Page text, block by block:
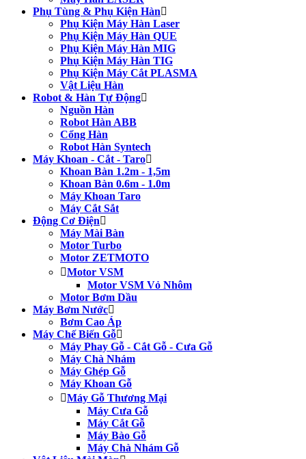
Phụ Tùng & Phụ Kiện Hàn
Phụ Kiện Máy Hàn Laser
Phụ Kiện Máy Hàn QUE
Phụ Kiện Máy Hàn MIG
Phụ Kiện Máy Hàn TIG
Phụ Kiện Máy Cắt PLASMA
Vật Liệu Hàn
Robot & Hàn Tự Động
Nguồn Hàn
Robot Hàn ABB
Cổng Hàn
Robot Hàn Syntech
Máy Khoan - Cắt - Taro
Khoan Bàn 1.2m - 1,5m
Khoan Bàn 0.6m - 1.0m
Máy Khoan Taro
Máy Cắt Sắt
Động Cơ Điện
Máy Mài Bàn
Motor Turbo
Motor ZETMOTO
Motor VSM
Motor VSM Vỏ Nhôm
Motor Bơm Dầu
Máy Bơm Nước
Bơm Cao Áp
Máy Chế Biến Gỗ
Máy Phay Gỗ - Cắt Gỗ - Cưa Gỗ
Máy Chà Nhám
Máy Ghép Gỗ
Máy Khoan Gỗ
Máy Gỗ Thương Mại
Máy Cưa Gỗ
Máy Cắt Gỗ
Máy Bào Gỗ
Máy Chà Nhám Gỗ